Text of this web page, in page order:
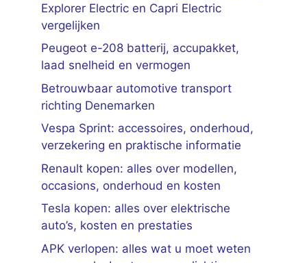
Explorer Electric en Capri Electric
vergelijken
Peugeot e-208 batterij, accupakket,
laad snelheid en vermogen
Betrouwbaar automotive transport
richting Denemarken
Vespa Sprint: accessoires, onderhoud,
verzekering en praktische informatie
Renault kopen: alles over modellen,
occasions, onderhoud en kosten
Tesla kopen: alles over elektrische
auto’s, kosten en prestaties
APK verlopen: alles wat u moet weten